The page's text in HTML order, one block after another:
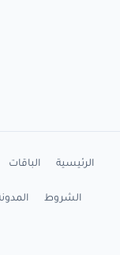
الرئيسية الباقات
الشروط